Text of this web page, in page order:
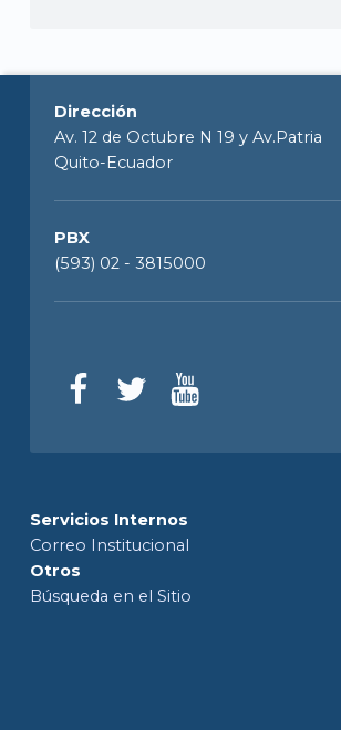
Dirección
Av. 12 de Octubre N 19 y Av.Patria
Quito-Ecuador
PBX
(593) 02 - 3815000
Servicios Internos
Correo Institucional
Otros
Búsqueda en el Sitio